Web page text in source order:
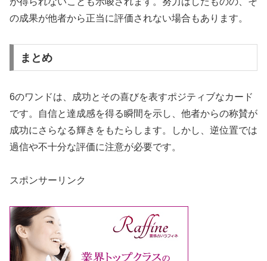
の成果が他者から正当に評価されない場合もあります。
まとめ
6のワンドは、成功とその喜びを表すポジティブなカード
です。自信と達成感を得る瞬間を示し、他者からの称賛が
成功にさらなる輝きをもたらします。しかし、逆位置では
過信や不十分な評価に注意が必要です。
スポンサーリンク